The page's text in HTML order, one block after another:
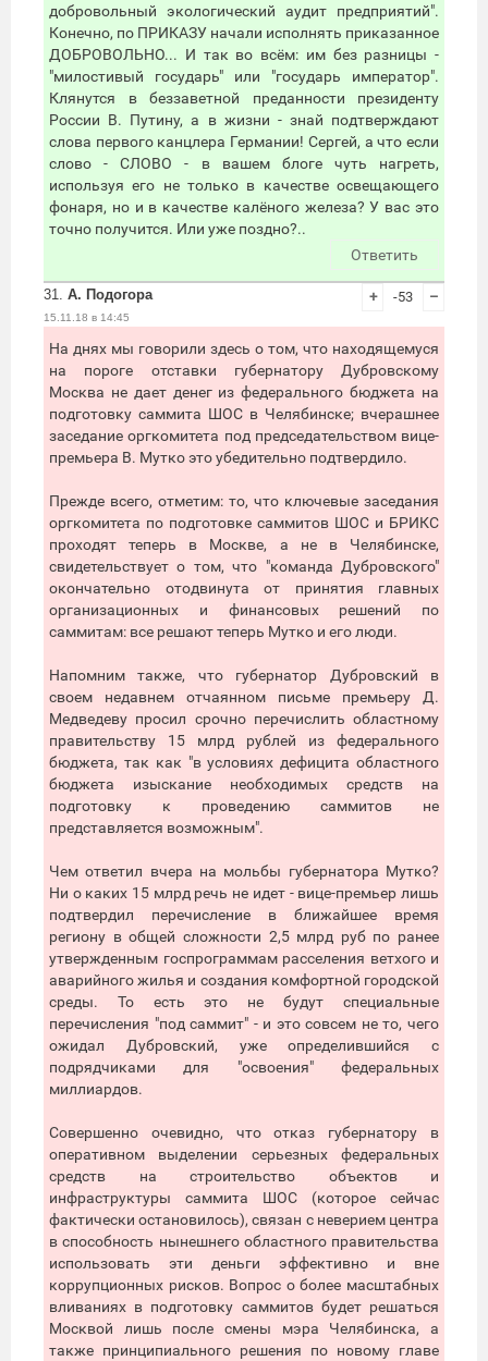
добровольный экологический аудит предприятий".
Конечно, по ПРИКАЗУ начали исполнять приказанное
ДОБРОВОЛЬНО... И так во всём: им без разницы -
"милостивый государь" или "государь император".
Клянутся в беззаветной преданности президенту
России В. Путину, а в жизни - знай подтверждают
слова первого канцлера Германии! Сергей, а что если
слово - СЛОВО - в вашем блоге чуть нагреть,
используя его не только в качестве освещающего
фонаря, но и в качестве калёного железа? У вас это
точно получится. Или уже поздно?..
Ответить
31. А. Подогора
15.11.18 в 14:45
+ -53 –
На днях мы говорили здесь о том, что находящемуся
на пороге отставки губернатору Дубровскому
Москва не дает денег из федерального бюджета на
подготовку саммита ШОС в Челябинске; вчерашнее
заседание оргкомитета под председательством вице-
премьера В. Мутко это убедительно подтвердило.
Прежде всего, отметим: то, что ключевые заседания
оргкомитета по подготовке саммитов ШОС и БРИКС
проходят теперь в Москве, а не в Челябинске,
свидетельствует о том, что "команда Дубровского"
окончательно отодвинута от принятия главных
организационных и финансовых решений по
саммитам: все решают теперь Мутко и его люди.
Напомним также, что губернатор Дубровский в
своем недавнем отчаянном письме премьеру Д.
Медведеву просил срочно перечислить областному
правительству 15 млрд рублей из федерального
бюджета, так как "в условиях дефицита областного
бюджета изыскание необходимых средств на
подготовку к проведению саммитов не
представляется возможным".
Чем ответил вчера на мольбы губернатора Мутко?
Ни о каких 15 млрд речь не идет - вице-премьер лишь
подтвердил перечисление в ближайшее время
региону в общей сложности 2,5 млрд руб по ранее
утвержденным госпрограммам расселения ветхого и
аварийного жилья и создания комфортной городской
среды. То есть это не будут специальные
перечисления "под саммит" - и это совсем не то, чего
ожидал Дубровский, уже определившийся с
подрядчиками для "освоения" федеральных
миллиардов.
Совершенно очевидно, что отказ губернатору в
оперативном выделении серьезных федеральных
средств на строительство объектов и
инфраструктуры саммита ШОС (которое сейчас
фактически остановилось), связан с неверием центра
в способность нынешнего областного правительства
использовать эти деньги эффективно и вне
коррупционных рисков. Вопрос о более масштабных
вливаниях в подготовку саммитов будет решаться
Москвой лишь после смены мэра Челябинска, а
также принципиального решения по новому главе